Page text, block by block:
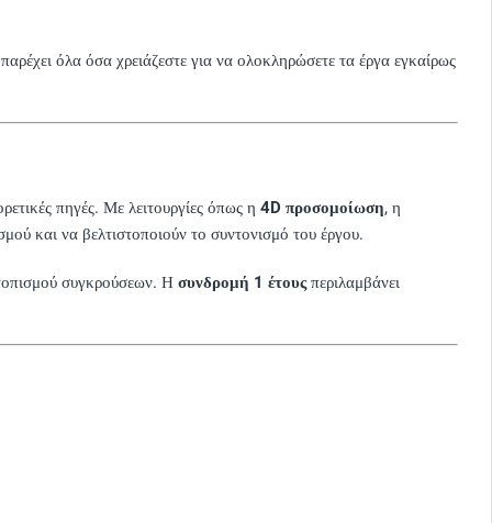
όλα όσα χρειάζεστε για να ολοκληρώσετε τα έργα εγκαίρως
πηγές. Με λειτουργίες όπως η 4D προσομοίωση, η
και να βελτιστοποιούν το συντονισμό του έργου.
συγκρούσεων. Η συνδρομή 1 έτουςπεριλαμβάνει